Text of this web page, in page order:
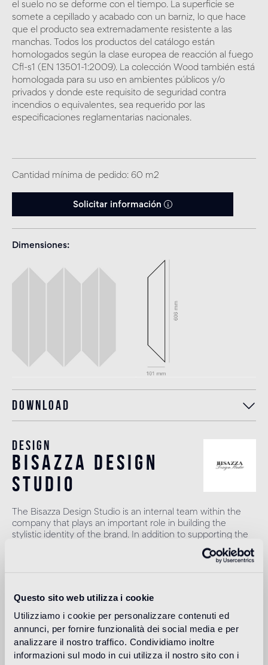
Questo sito web utilizza i cookie
Utilizziamo i cookie per personalizzare contenuti ed
annunci, per fornire funzionalità dei social media e per
analizzare il nostro traffico. Condividiamo inoltre
informazioni sul modo in cui utilizza il nostro sito con i
el suelo no se deforme con el tiempo. La superficie se
somete a cepillado y acabado con un barniz, lo que hace
que el producto sea extremadamente resistente a las
manchas. Todos los productos del catálogo están
homologados según la clase europea de reacción al fuego
Cfl-s1 (EN 13501-1:2009). La colección Wood también está
homologada para su uso en ambientes públicos y/o
privados y donde este requisito de seguridad contra
incendios o equivalentes, sea requerido por las
especificaciones reglamentarias nacionales.
Cantidad mínima de pedido: 60 m2
Solicitar información
Dimensiones
Download
Design
bisazza design
studio
The Bisazza Design Studio is an internal team within the
company that plays an important role in building the
stylistic identity of the brand. In addition to supporting the
designers collaborating with Bisazza in the development of
new collections, it contributes to expanding the company's
Uso previsto